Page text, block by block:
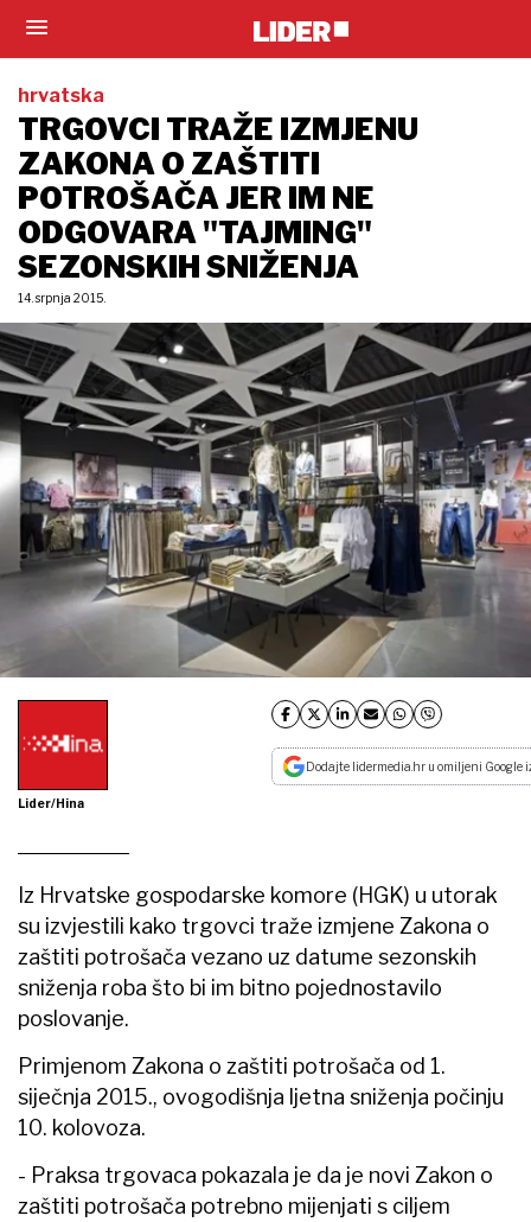
hrvatska
TRGOVCI TRAŽE IZMJENU
ZAKONA O ZAŠTITI
POTROŠAČA JER IM NE
ODGOVARA "TAJMING"
SEZONSKIH SNIŽENJA
14. srpnja 2015.
Lider/Hina
Dodajte lidermedia.hr u omiljeni Google
Iz Hrvatske gospodarske komore (HGK) u utorak
su izvjestili kako trgovci traže izmjene Zakona o
zaštiti potrošača vezano uz datume sezonskih
sniženja roba što bi im bitno pojednostavilo
poslovanje.
Primjenom Zakona o zaštiti potrošača od 1.
siječnja 2015., ovogodišnja ljetna sniženja počinju
10. kolovoza.
- Praksa trgovaca pokazala je da je novi Zakon o
zaštiti potrošača potrebno mijenjati s ciljem